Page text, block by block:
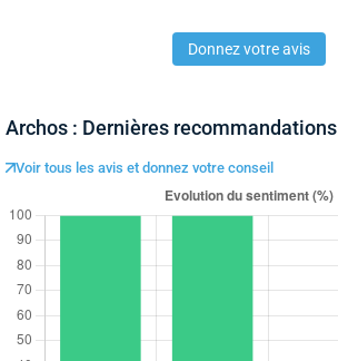
Donnez votre avis
Archos : Dernières recommandations
Voir tous les avis et donnez votre conseil